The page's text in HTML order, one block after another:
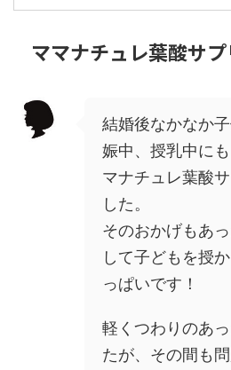
ママナチュレ葉酸サ
結婚後なかなか
娠中、授乳中に
マナチュレ葉酸
した。
そのおかげもあ
して子どもを授
っぱいです！
軽くつわりのあ
たが、その間も